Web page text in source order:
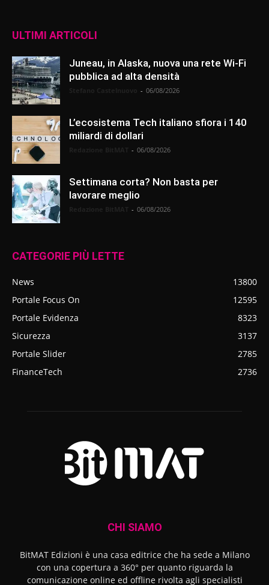
ULTIMI ARTICOLI
Juneau, in Alaska, nuova una rete Wi-Fi
pubblica ad alta densità
- 06/08/2026
L’ecosistema Tech italiano sfiora i 140
miliardi di dollari
- 06/08/2026
Settimana corta? Non basta per
lavorare meglio
- 06/08/2026
CATEGORIE PIÙ LETTE
News
13800
Portale Focus On
12595
Portale Evidenza
8323
Sicurezza
3137
Portale Slider
2785
FinanceTech
2736
CHI SIAMO
BitMAT Edizioni è una casa editrice che ha sede a Milano
con una copertura a 360° per quanto riguarda la
comunicazione online ed offline rivolta agli specialisti